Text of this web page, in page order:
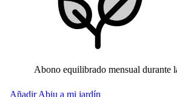
Abono equilibrado mensual durante
Añadir Abiu a mi jardín